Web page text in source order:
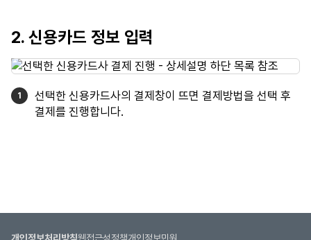
2. 신용카드 정보 입력
선택한 신용카드사의 결제창이 뜨면 결제방법을 선택 후
결제를 진행합니다.